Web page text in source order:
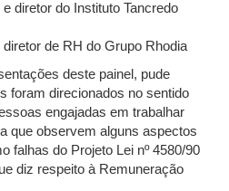
diretor do Instituto Tancredo
de RH do Grupo Rhodia
deste painel, pude
foram direcionados no sentido
engajadas em trabalhar
que observem alguns aspectos
falhas do Projeto Lei nº 4580/90
diz respeito à Remuneração